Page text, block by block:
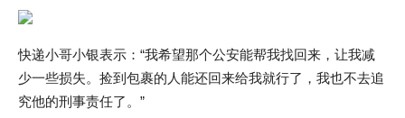
快递小哥小银表示：“我希望那个公安能帮我找回来，让我减
少一些损失。捡到包裹的人能还回来给我就行了，我也不去追
究他的刑事责任了。”